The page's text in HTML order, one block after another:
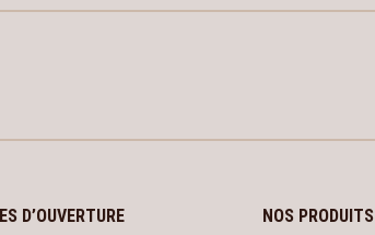
D’OUVERTURE NOS PRODUITS